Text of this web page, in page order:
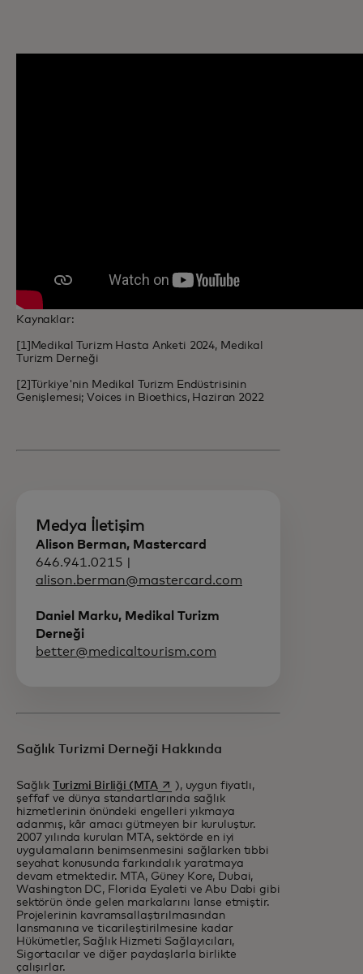
Kaynaklar:
[1]Medikal Turizm Hasta Anketi 2024, Medikal
Turizm Derneği
[2]Türkiye'nin Medikal Turizm Endüstrisinin
Genişlemesi; Voices in Bioethics, Haziran 2022
Medya İletişim
Alison Berman, Mastercard
646.941.0215 |
alison.berman@mastercard.com
Daniel Marku, Medikal Turizm
Derneği
better@medicaltourism.com
Sağlık Turizmi Derneği Hakkında
SağlıkTurizmi Birliği (MTA opens in a new tab
), uygun fiyatlı,
şeffaf ve dünya standartlarında sağlık
hizmetlerinin önündeki engelleri yıkmaya
adanmış, kâr amacı gütmeyen bir kuruluştur.
2007 yılında kurulan MTA, sektörde en iyi
uygulamaların benimsenmesini sağlarken tıbbi
seyahat konusunda farkındalık yaratmaya
devam etmektedir. MTA, Güney Kore, Dubai,
Washington DC, Florida Eyaleti ve Abu Dabi gibi
sektörün önde gelen markalarını lanse etmiştir.
Projelerinin kavramsallaştırılmasından
lansmanına ve ticarileştirilmesine kadar
Hükümetler, Sağlık Hizmeti Sağlayıcıları,
Sigortacılar ve diğer paydaşlarla birlikte
çalışırlar.